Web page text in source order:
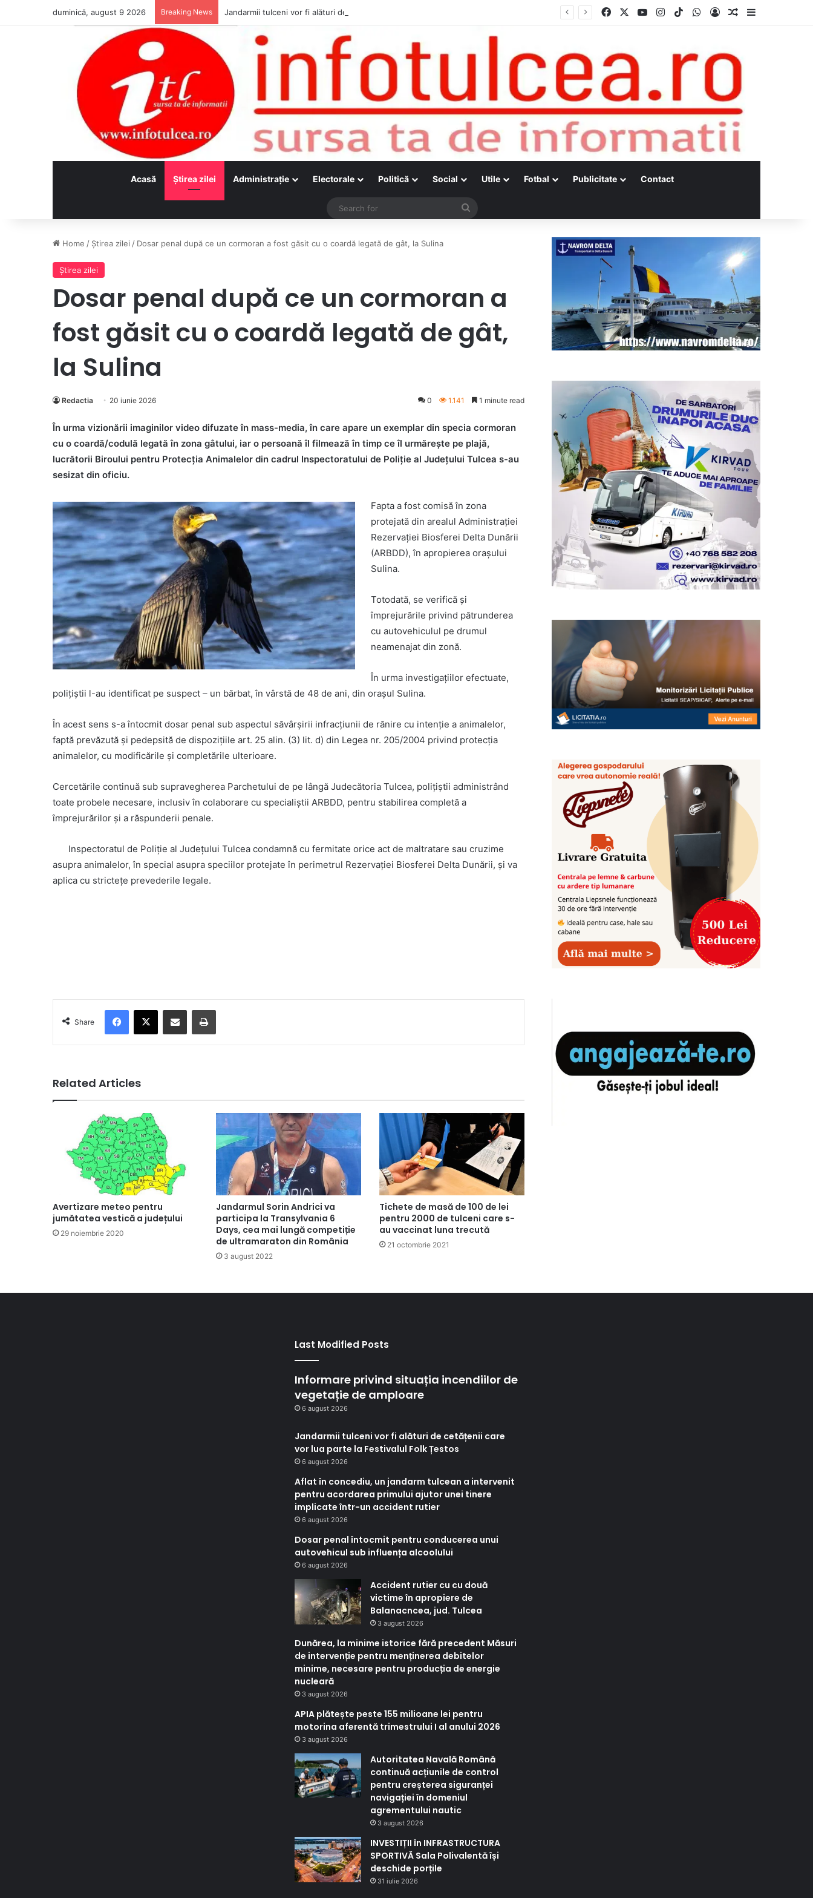
duminică, august 9 2026 Breaking News Jandarmii tulceni vor fi alături de cetățenii care vor lua parte la Festivalul Folk Țestos Facebook YouTubeInstagram
TikTokWhatsApp
Log InRandom Article
Acasă Ştirea zilei Administraţie Electorale Politică Social Utile Fotbal Publicitate Contact
Search
Home / Ştirea zilei / Dosar penal după ce un cormoran a fost găsit cu o coardă legată de gât, la Sulina
Ştirea zilei
Dosar penal după ce un cormoran a
fost găsit cu o coardă legată de gât,
la Sulina
Redactia 20 iunie 2026 0 1.141 1 minute read
În urma vizionării imaginilor video difuzate în mass-media, în care apare un exemplar din specia cormoran
cu o coardă/codulă legată în zona gâtului, iar o persoană îl filmează în timp ce îl urmărește pe plajă,
lucrătorii Biroului pentru Protecția Animalelor din cadrul Inspectoratului de Poliție al Județului Tulcea s-au
sesizat din oficiu.
Fapta a fost comisă în zona
protejată din arealul Administrației
Rezervației Biosferei Delta Dunării
(ARBDD), în apropierea orașului
Sulina.
Totodată, se verifică și
împrejurările privind pătrunderea
cu autovehiculul pe drumul
neamenajat din zonă.
În urma investigațiilor efectuate,
polițiștii l-au identificat pe suspect – un bărbat, în vârstă de 48 de ani, din orașul Sulina.
În acest sens s-a întocmit dosar penal sub aspectul săvârșirii infracțiunii de rănire cu intenție a animalelor,
faptă prevăzută și pedepsită de dispozițiile art. 25 alin. (3) lit. d) din Legea nr. 205/2004 privind protecția
animalelor, cu modificările și completările ulterioare.
Cercetările continuă sub supravegherea Parchetului de pe lângă Judecătoria Tulcea, polițiștii administrând
toate probele necesare, inclusiv în colaborare cu specialiștii ARBDD, pentru stabilirea completă a
împrejurărilor și a răspunderii penale.
Inspectoratul de Poliție al Județului Tulcea condamnă cu fermitate orice act de maltratare sau cruzime
asupra animalelor, în special asupra speciilor protejate în perimetrul Rezervației Biosferei Delta Dunării, și va
aplica cu strictețe prevederile legale.
Share
Related Articles
Avertizare meteo pentru
jumătatea vestică a județului
29 noiembrie 2020
Jandarmul Sorin Andrici va
participa la Transylvania 6
Days, cea mai lungă competiție
de ultramaraton din România
3 august 2022
Tichete de masă de 100 de lei
pentru 2000 de tulceni care s-
au vaccinat luna trecută
21 octombrie 2021
Last Modified Posts
Informare privind situația incendiilor de
vegetație de amploare
6 august 2026
Jandarmii tulceni vor fi alături de cetățenii care
vor lua parte la Festivalul Folk Țestos
6 august 2026
Aflat în concediu, un jandarm tulcean a intervenit
pentru acordarea primului ajutor unei tinere
implicate într-un accident rutier
6 august 2026
Dosar penal întocmit pentru conducerea unui
autovehicul sub influența alcoolului
6 august 2026
Accident rutier cu cu două
victime în apropiere de
Balanacncea, jud. Tulcea
3 august 2026
Dunărea, la minime istorice fără precedent Măsuri
de intervenție pentru menținerea debitelor
minime, necesare pentru producția de energie
nucleară
3 august 2026
APIA plătește peste 155 milioane lei pentru
motorina aferentă trimestrului I al anului 2026
3 august 2026
Autoritatea Navală Română
continuă acțiunile de control
pentru creșterea siguranței
navigației în domeniul
agrementului nautic
3 august 2026
INVESTIȚII în INFRASTRUCTURA
SPORTIVĂ Sala Polivalentă își
deschide porțile
31 iulie 2026